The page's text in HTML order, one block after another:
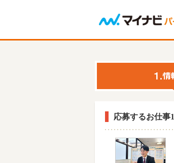
応募するお仕事1